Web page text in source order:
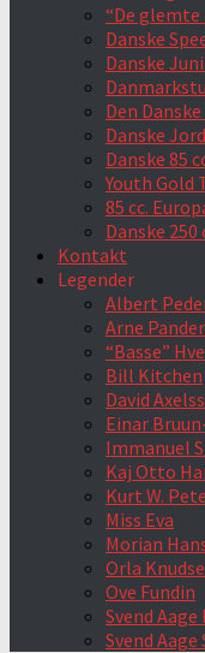
“De glemte
Danske
Danske
Den
Danske
Danske 85
Youth Gold
85 cc.
Danske 250
Kontakt
Legender
Albert
Arne Pander
“Basse”
Bill Kitchen
David
Einar
Immanuel
Kaj Otto
Kurt W.
Miss Eva
Morian
Orla
Ove Fundin
Svend
Svend Aage